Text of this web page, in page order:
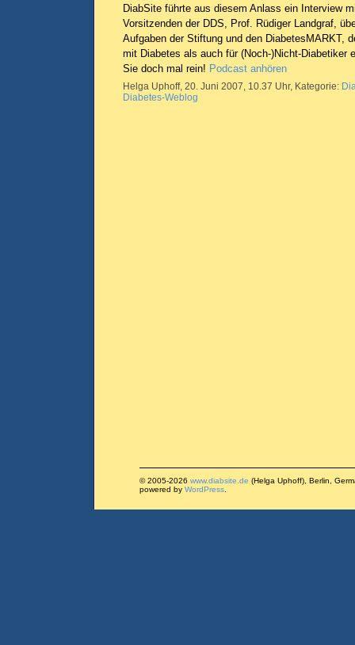
DiabSite führte aus diesem Anlass ein Interview
Vorsitzenden der DDS, Prof. Rüdiger Landgraf,
Aufgaben der Stiftung und den DiabetesMARKT,
mit Diabetes als auch für (Noch-)Nicht-Diabetiker
Sie doch mal rein! Podcast anhören
Helga Uphoff, 20. Juni 2007, 10.37 Uhr, Kategorie:
Diabetes-Weblog
© 2005-2026 www.diabsite.de (Helga Uphoff), Berlin,
powered by WordPress.